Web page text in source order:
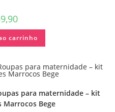
carrinho
para maternidade – kit
Marrocos Bege